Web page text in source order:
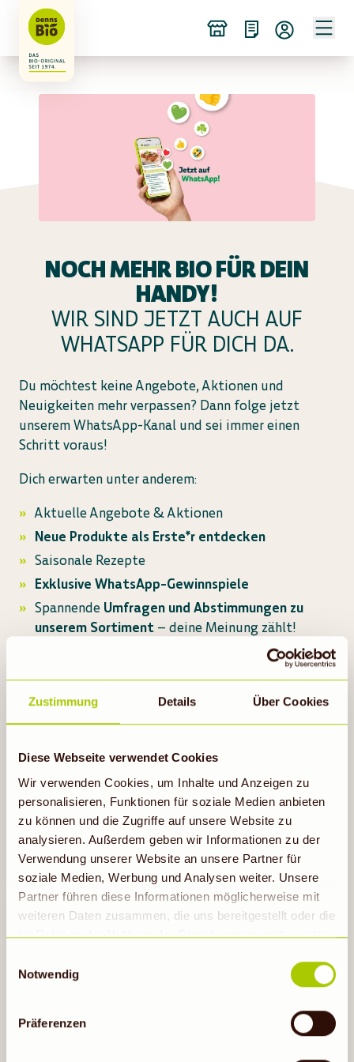
Zustimmung Details Über Cookies
Diese Webseite verwendet Cookies
Wir verwenden Cookies, um Inhalte und Anzeigen zu
personalisieren, Funktionen für soziale Medien anbieten
zu können und die Zugriffe auf unsere Website zu
analysieren. Außerdem geben wir Informationen zu der
Verwendung unserer Website an unsere Partner für
soziale Medien, Werbung und Analysen weiter. Unsere
Partner führen diese Informationen möglicherweise mit
weiteren Daten zusammen, die uns bereitgestellt oder die
im Rahmen der Nutzung der Dienste gesammelt wurden.
erhobenen Daten in den USA durch Google: Unsere
Informationen hierzu findest du unter Datenschutz. Indem
auf „Cookies zulassen“ geklickt bzw. statistische
Notwendig
Präferenzen
NOCH MEHR BIO FÜR DEIN
HANDY!
WIR SIND JETZT AUCH AUF
WHATSAPP FÜR DICH DA.
Du möchtest keine Angebote, Aktionen und
Neuigkeiten mehr verpassen? Dann folge jetzt
unserem WhatsApp-Kanal und sei immer einen
Schritt voraus!
Dich erwarten unter anderem:
Aktuelle Angebote & Aktionen
Neue Produkte als Erste*r entdecken
Saisonale Rezepte
Exklusive WhatsApp-Gewinnspiele
Spannende Umfragen und Abstimmungen zu
unserem Sortiment – deine Meinung zählt!
Kein langes Suchen, kein überfüllter Feed – hier
erhältst du unkompliziert alle relevanten Inhalte
direkt auf dein Smartphone.
Unser Tipp:Aktiviere die Glocke im Kanal! So wirst
du über neue Beiträge benachrichtigt und verpasst
garantiert keine Aktionen, Gewinnspiele oder
Produktneuheiten mehr.
Jetzt unseremWhatsApp-Kanal beitretenund
immer bestens informiert bleiben: